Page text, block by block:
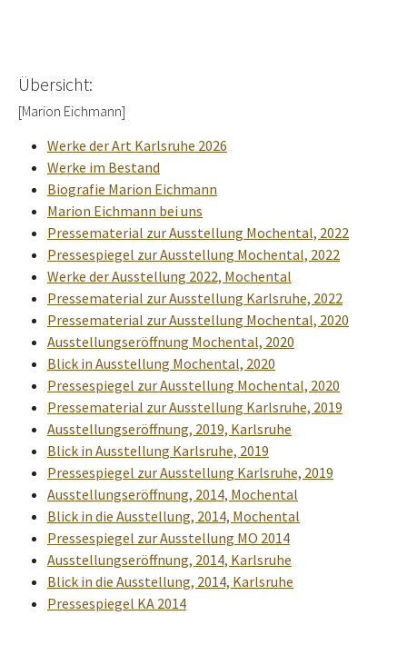
Übersicht:
[Marion Eichmann]
Werke der Art Karlsruhe 2026
Werke im Bestand
Biografie Marion Eichmann
Marion Eichmann bei uns
Pressematerial zur Ausstellung Mochental, 2022
Pressespiegel zur Ausstellung Mochental, 2022
Werke der Ausstellung 2022, Mochental
Pressematerial zur Ausstellung Karlsruhe, 2022
Pressematerial zur Ausstellung Mochental, 2020
Ausstellungseröffnung Mochental, 2020
Blick in Ausstellung Mochental, 2020
Pressespiegel zur Ausstellung Mochental, 2020
Pressematerial zur Ausstellung Karlsruhe, 2019
Ausstellungseröffnung, 2019, Karlsruhe
Blick in Ausstellung Karlsruhe, 2019
Pressespiegel zur Ausstellung Karlsruhe, 2019
Ausstellungseröffnung, 2014, Mochental
Blick in die Ausstellung, 2014, Mochental
Pressespiegel zur Ausstellung MO 2014
Ausstellungseröffnung, 2014, Karlsruhe
Blick in die Ausstellung, 2014, Karlsruhe
Pressespiegel KA 2014